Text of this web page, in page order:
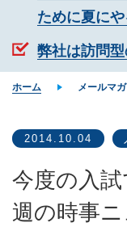
ために夏に
弊社は訪問型
ホーム メールマ
2014.10.04
今度の入
週の時事